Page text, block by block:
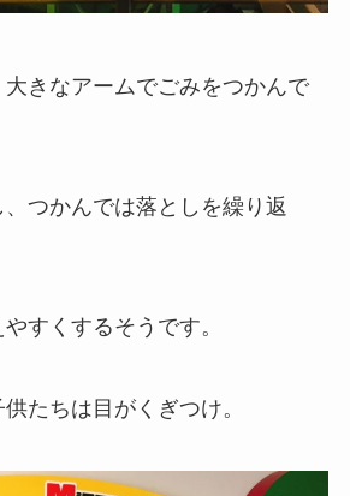
きなアームでごみをつかんで
つかんでは落としを繰り返
すくするそうです。
たちは目がくぎつけ。